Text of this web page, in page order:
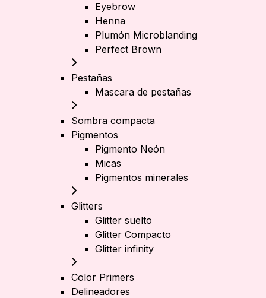
Eyebrow
Henna
Plumón Microblanding
Perfect Brown
Pestañas
Mascara de pestañas
Sombra compacta
Pigmentos
Pigmento Neón
Micas
Pigmentos minerales
Glitters
Glitter suelto
Glitter Compacto
Glitter infinity
Color Primers
Delineadores